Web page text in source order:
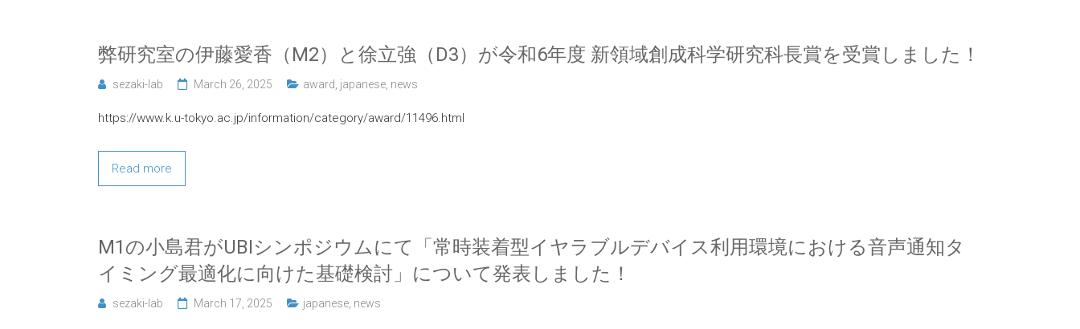
弊研究室の伊藤愛香（M2）と徐立強（D3）が令和6年度 新領域創成科学研究科長賞を受賞しました！
sezaki-lab March 26, 2025 award japanese news
https://www.k.u-tokyo.ac.jp/information/category/award/11496.html
Read more
M1の小島君がUBIシンポジウムにて「常時装着型イヤラブルデバイス利用環境における音声通知タ
イミング最適化に向けた基礎検討」について発表しました！
sezaki-lab March 17, 2025 japanese news